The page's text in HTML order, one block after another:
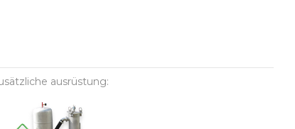
ausrüstung: